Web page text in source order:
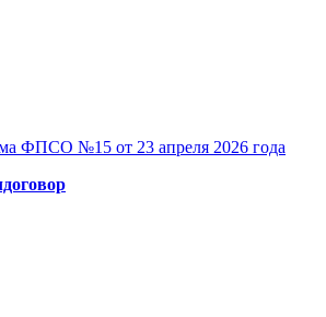
ФПСО №15 от 23 апреля 2026 года